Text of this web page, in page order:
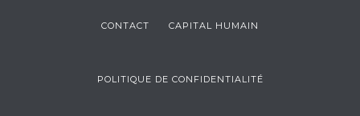
CONTACT CAPITAL HUMAIN
POLITIQUE DE CONFIDENTIALITÉ